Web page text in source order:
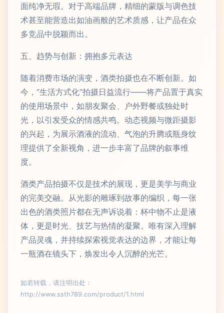
面纯净无瑕。对于高端品牌，精细的蒙版与调色技
术甚至能营造出如油画般的艺术质感，让产品在众
多竞品中脱颖而出。
五、趋势与创新：拥抱多元表达
随着消费市场的演变，酒类拍摄也在不断创新。如
今，“生活方式化”拍摄日益流行——将产品置于真实
的使用场景中，如朋友聚会、户外野餐或独处时
光，以引发受众的情感共鸣。动态视频与微距摄影
的兴起，为展示酒液的流动、气泡的升腾或瓶身纹
理提供了全新视角，进一步丰富了品牌的叙事维
度。
酒类产品拍摄不仅是技术的展现，更是美学与商业
的完美交融。从光影的雕琢到故事的编织，每一张
出色的酒类照片都在无声诉说着：杯中物不止是液
体，更是时光、技艺与热情的凝聚。唯有深入理解
产品灵魂，并持续探索视觉表达的边界，才能让每
一瓶酒在镜头下，焕发出令人沉醉的光芒。
如若转载，请注明出处：
http://www.ssth789.com/product/1.html